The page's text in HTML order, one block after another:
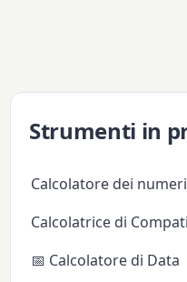
Strumenti in
Calcolatore dei
Calcolatrice di
📅 Calcolatore di Data